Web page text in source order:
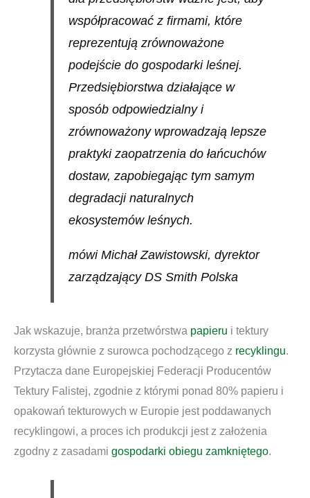
współpracować z firmami, które
reprezentują zrównoważone
podejście do gospodarki leśnej.
Przedsiębiorstwa działające w
sposób odpowiedzialny i
zrównoważony wprowadzają lepsze
praktyki zaopatrzenia do łańcuchów
dostaw, zapobiegając tym samym
degradacji naturalnych
ekosystemów leśnych.
mówi Michał Zawistowski, dyrektor
zarządzający DS Smith Polska
Jak wskazuje, branża przetwórstwa papieru i tektury
korzysta głównie z surowca pochodzącego z recyklingu.
Przytacza dane Europejskiej Federacji Producentów
Tektury Falistej, zgodnie z którymi ponad 80% papieru i
opakowań tekturowych w Europie jest poddawanych
recyklingowi, a proces ich produkcji jest z założenia
zgodny z zasadami gospodarki obiegu zamkniętego.